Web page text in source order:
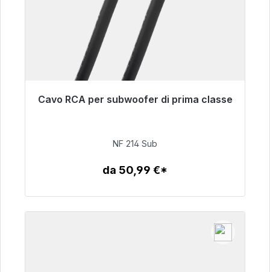
Cavo RCA per subwoofer di prima classe
Pronto per la spedizione immediata, tempo di
94,00 €
NF 214 Sub
da 50,99 €*